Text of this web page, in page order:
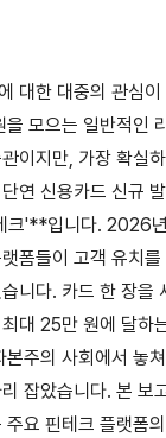
대한 대중의 관심
모으는 일반적인
이지만, 가장 확실
연 신용카드 신규
크'**입니다. 2026
폼들이 고객 유치
니다. 카드 한 장을
대 25만 원에 달하
주의 사회에서 놓
잡았습니다. 본 보
요 핀테크 플랫폼